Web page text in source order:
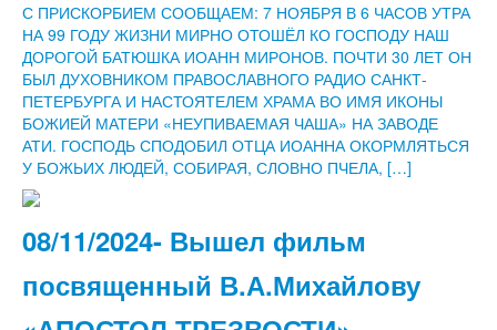
С ПРИСКОРБИЕМ СООБЩАЕМ: 7 НОЯБРЯ В 6 ЧАСОВ УТРА
НА 99 ГОДУ ЖИЗНИ МИРНО ОТОШЁЛ КО ГОСПОДУ НАШ
ДОРОГОЙ БАТЮШКА ИОАНН МИРОНОВ. ПОЧТИ 30 ЛЕТ ОН
БЫЛ ДУХОВНИКОМ ПРАВОСЛАВНОГО РАДИО САНКТ-
ПЕТЕРБУРГА И НАСТОЯТЕЛЕМ ХРАМА ВО ИМЯ ИКОНЫ
БОЖИЕЙ МАТЕРИ «НЕУПИВАЕМАЯ ЧАША» НА ЗАВОДЕ
АТИ. ГОСПОДЬ СПОДОБИЛ ОТЦА ИОАННА ОКОРМЛЯТЬСЯ
У БОЖЬИХ ЛЮДЕЙ, СОБИРАЯ, СЛОВНО ПЧЕЛА, […]
08/11/2024- Вышел фильм
посвященный В.А.Михайлову